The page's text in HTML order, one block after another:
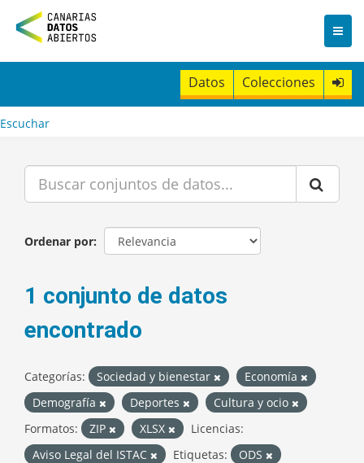
n
t
Datos Colecciones
Escuchar
Ordenar por
1 conjunto de datos
encontrado
Categorías: Sociedad y bienestar
Economía
Demografía
Deportes
Cultura y ocio
Formatos:
ZIP XLSX
Licencias:
Aviso Legal del ISTAC
Etiquetas:
ODS